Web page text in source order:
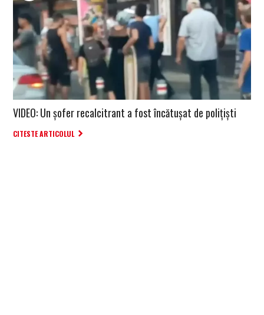
VIDEO: Un şofer recalcitrant a fost încătuşat de poliţişti
CITESTE ARTICOLUL